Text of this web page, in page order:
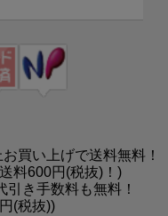
買い上げで送料無料！
料600円(税抜)！)
き手数料も無料！
(税抜))